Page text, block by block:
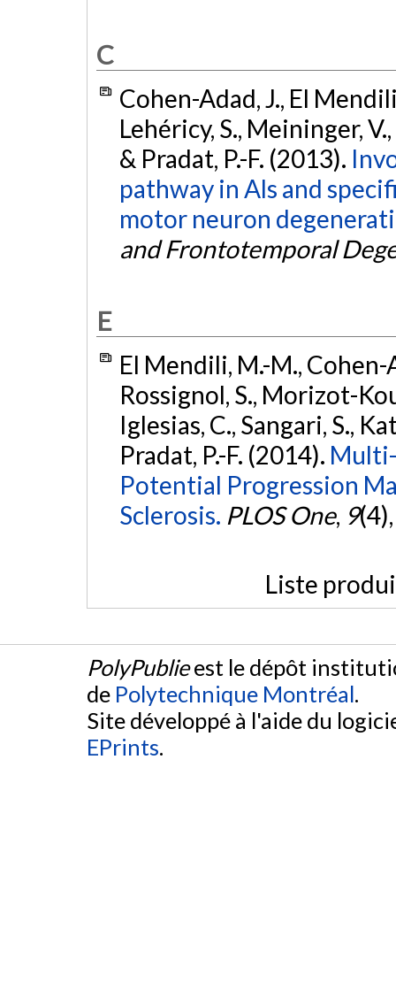
C
Cohen-Adad, J., El
Lehéricy, S., Meininger,
& Pradat, P.-F. (2013).
pathway in Als and
motor neuron
and Frontotemporal
E
El Mendili, M.-M., Cohen-
Rossignol, S., Morizot-
Iglesias, C., Sangari, S.,
Pradat, P.-F. (2014).
Potential Progression
Sclerosis. PLOS One, 9
Liste
PolyPublieest le dépôt
de Polytechnique Montréal.
Site développé à l'aide du
EPrints.